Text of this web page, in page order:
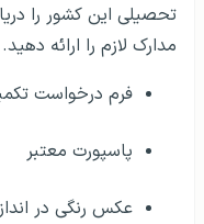
تحصیلی این کشور را
مدارک لازم را ارائه
فرم درخواست
پاسپورت معتبر
عکس رنگی در